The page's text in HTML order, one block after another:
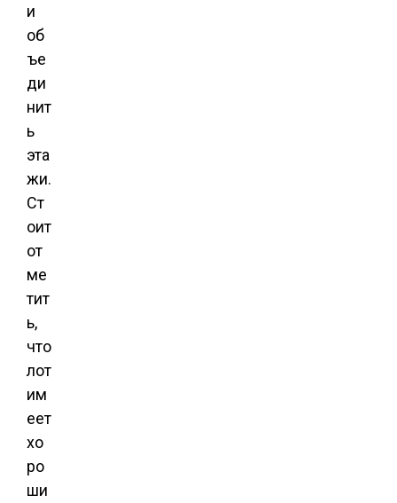
и
об
ъе
ди
нит
ь
эта
жи.
Ст
оит
от
ме
тит
ь,
что
лот
им
еет
хо
ро
ши